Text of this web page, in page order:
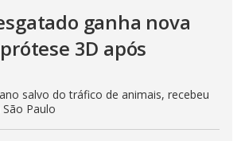
ganha nova
3D após
salvo do tráfico de animais, recebeu
Paulo